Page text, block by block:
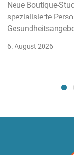
Neue Boutique-
spezialisierte
6. August 2026